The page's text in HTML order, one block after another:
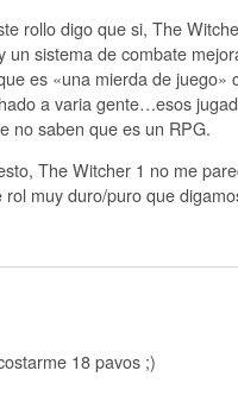
rollo digo que si, The
un sistema de combate
es «una mierda de juego»
a varia gente…esos
no saben que es un RPG.
The Witcher 1 no me
rol muy duro/puro que
18 pavos ;)